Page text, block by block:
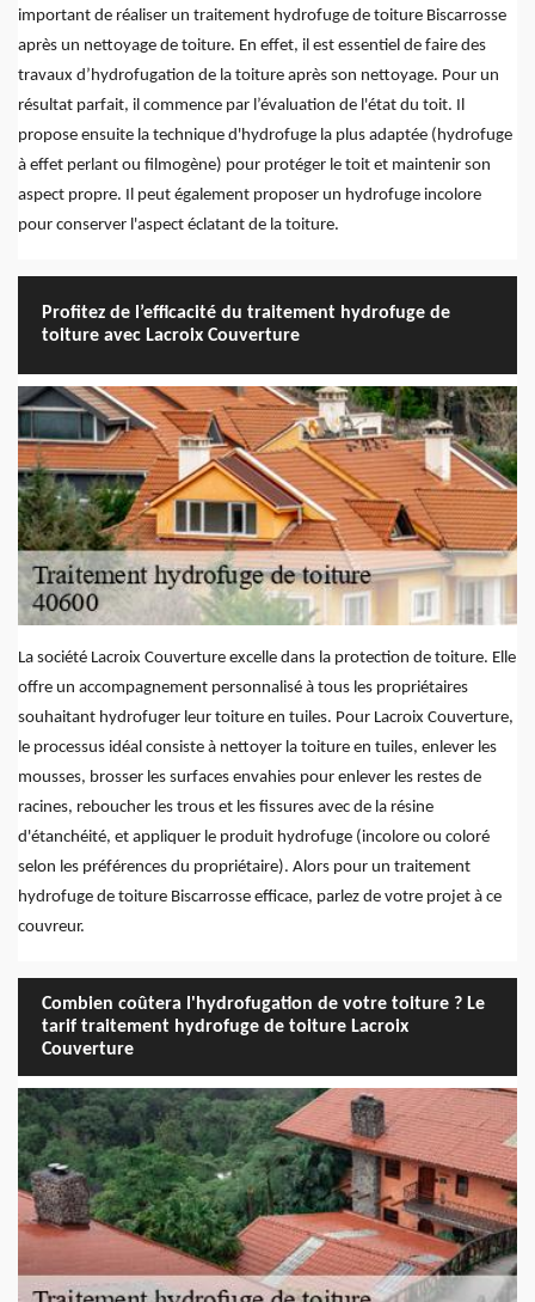
important de réaliser un traitement hydrofuge de toiture Biscarrosse
après un nettoyage de toiture. En effet, il est essentiel de faire des
travaux d’hydrofugation de la toiture après son nettoyage. Pour un
résultat parfait, il commence par l’évaluation de l'état du toit. Il
propose ensuite la technique d'hydrofuge la plus adaptée (hydrofuge
à effet perlant ou filmogène) pour protéger le toit et maintenir son
aspect propre. Il peut également proposer un hydrofuge incolore
pour conserver l'aspect éclatant de la toiture.
Profitez de l’efficacité du traitement hydrofuge de
toiture avec Lacroix Couverture
La société Lacroix Couverture excelle dans la protection de toiture. Elle
offre un accompagnement personnalisé à tous les propriétaires
souhaitant hydrofuger leur toiture en tuiles. Pour Lacroix Couverture,
le processus idéal consiste à nettoyer la toiture en tuiles, enlever les
mousses, brosser les surfaces envahies pour enlever les restes de
racines, reboucher les trous et les fissures avec de la résine
d'étanchéité, et appliquer le produit hydrofuge (incolore ou coloré
selon les préférences du propriétaire). Alors pour un traitement
hydrofuge de toiture Biscarrosse efficace, parlez de votre projet à ce
couvreur.
Combien coûtera l'hydrofugation de votre toiture ? Le
tarif traitement hydrofuge de toiture Lacroix
Couverture